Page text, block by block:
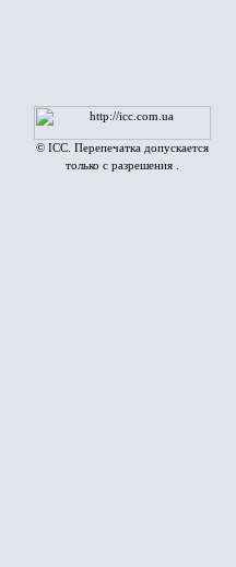
© ICC. Перепечатка допускается
только с разрешения .